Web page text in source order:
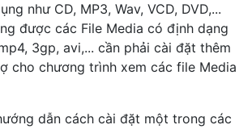
như CD, MP3, Wav, VCD, DVD,...
được các File Media có định dạng
3gp, avi,... cần phải cài đặt thêm
cho chương trình xem các file Media
dẫn cách cài đặt một trong các